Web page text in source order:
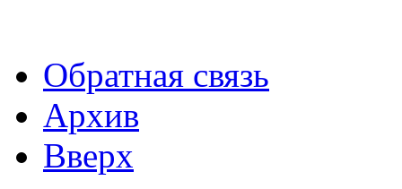
Обратная связь
Архив
Вверх